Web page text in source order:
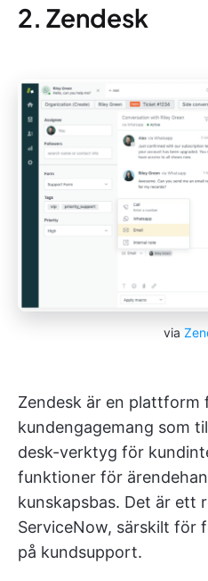
2. Zendesk
via
Zendesk är en plattform
kundengagemang som
desk-verktyg för
funktioner för
kunskapsbas. Det är ett
ServiceNow, särskilt för
på kundsupport.